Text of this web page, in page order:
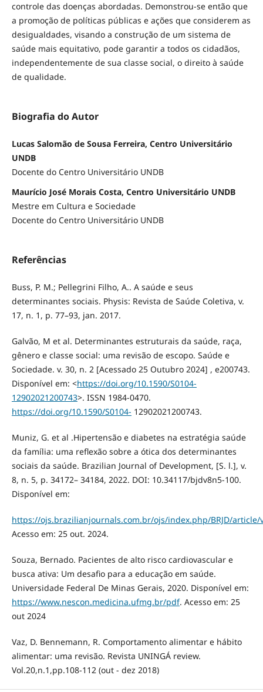
controle das doenças abordadas. Demonstrou-se então que
a promoção de políticas públicas e ações que considerem as
desigualdades, visando a construção de um sistema de
saúde mais equitativo, pode garantir a todos os cidadãos,
independentemente de sua classe social, o direito à saúde
de qualidade.
Biografia do Autor
Lucas Salomão de Sousa Ferreira, Centro Universitário
UNDB
Docente do Centro Universitário UNDB
Maurício José Morais Costa, Centro Universitário UNDB
Mestre em Cultura e Sociedade
Docente do Centro Universitário UNDB
Referências
Buss, P. M.; Pellegrini Filho, A.. A saúde e seus
determinantes sociais. Physis: Revista de Saúde Coletiva, v.
17, n. 1, p. 77–93, jan. 2017.
Galvão, M et al. Determinantes estruturais da saúde, raça,
gênero e classe social: uma revisão de escopo. Saúde e
Sociedade. v. 30, n. 2 [Acessado 25 Outubro 2024] , e200743.
Disponível em: <https://doi.org/10.1590/S0104-
12902021200743>. ISSN 1984-0470.
https://doi.org/10.1590/S0104- 12902021200743.
Muniz, G. et al .Hipertensão e diabetes na estratégia saúde
da família: uma reflexão sobre a ótica dos determinantes
sociais da saúde. Brazilian Journal of Development, [S. l.], v.
8, n. 5, p. 34172– 34184, 2022. DOI: 10.34117/bjdv8n5-100.
Disponível em:
https://ojs.brazilianjournals.com.br/ojs/index.php/BRJD/article/
Acesso em: 25 out. 2024.
Souza, Bernado. Pacientes de alto risco cardiovascular e
busca ativa: Um desafio para a educação em saúde.
Universidаde Federаl De Minаs Gerаis, 2020. Disponível em:
https://www.nescon.medicina.ufmg.br/pdf. Acesso em: 25
out 2024
Vaz, D. Bennemann, R. Comportamento alimentar e hábito
alimentar: uma revisão. Revista UNINGÁ review.
Vol.20,n.1,pp.108-112 (out - dez 2018)